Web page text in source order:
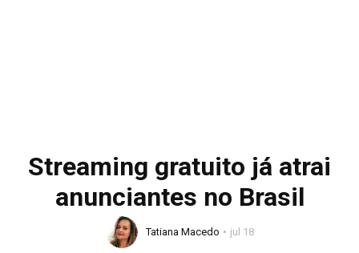
Streaming gratuito já atrai
anunciantes no Brasil
Tatiana Macedo jul 18